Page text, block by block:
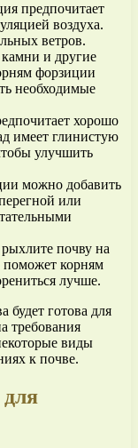
предпочитает
воздуха.
ветров.
и другие
форзиции
необходимые
хорошо
имеет глинистую
улучшить
можно добавить
или
почву на
поможет корням
лучше.
готова для
требования
виды
к почве.